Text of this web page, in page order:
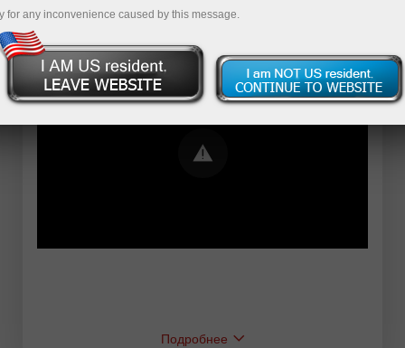
Error loading YouTube: Video could not be
played
Подробнее
for any inconvenience caused by this message.